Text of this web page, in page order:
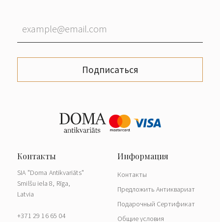
Подписаться
SIA "Doma Antikvariāts"
Smilšu iela 8, Rīga,
Latvia
+371 29 16 65 04
Контакты
Предложить Антиквариат
Подарочный Сертификат
Общие условия